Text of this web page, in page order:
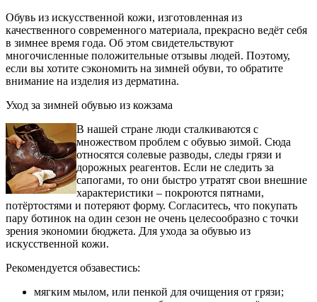
Обувь из искусственной кожи, изготовленная из
качественного современного материала, прекрасно ведёт себя
в зимнее время года. Об этом свидетельствуют
многочисленные положительные отзывы людей. Поэтому,
если вы хотите сэкономить на зимней обуви, то обратите
внимание на изделия из дерматина.
Уход за зимней обувью из кожзама
В нашей стране люди сталкиваются с
множеством проблем с обувью зимой. Сюда
относятся солевые разводы, следы грязи и
дорожных реагентов. Если не следить за
сапогами, то они быстро утратят свои внешние
характеристики – покроются пятнами,
потёртостями и потеряют форму. Согласитесь, что покупать
пару ботинок на один сезон не очень целесообразно с точки
зрения экономии бюджета. Для ухода за обувью из
искусственной кожи.
Рекомендуется обзавестись:
мягким мылом, или пенкой для очищения от грязи;